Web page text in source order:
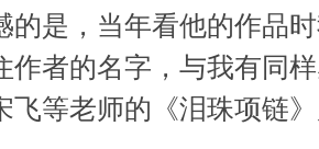
的是，当年看他的作品
作者的名字，与我有同
飞等老师的《泪珠项链